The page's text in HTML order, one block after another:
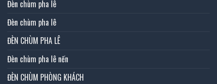
Đèn chùm pha lê
Đèn chùm pha lê
ĐÈN CHÙM PHA LÊ
Đèn chùm pha lê nến
ĐÈN CHÙM PHÒNG KHÁCH